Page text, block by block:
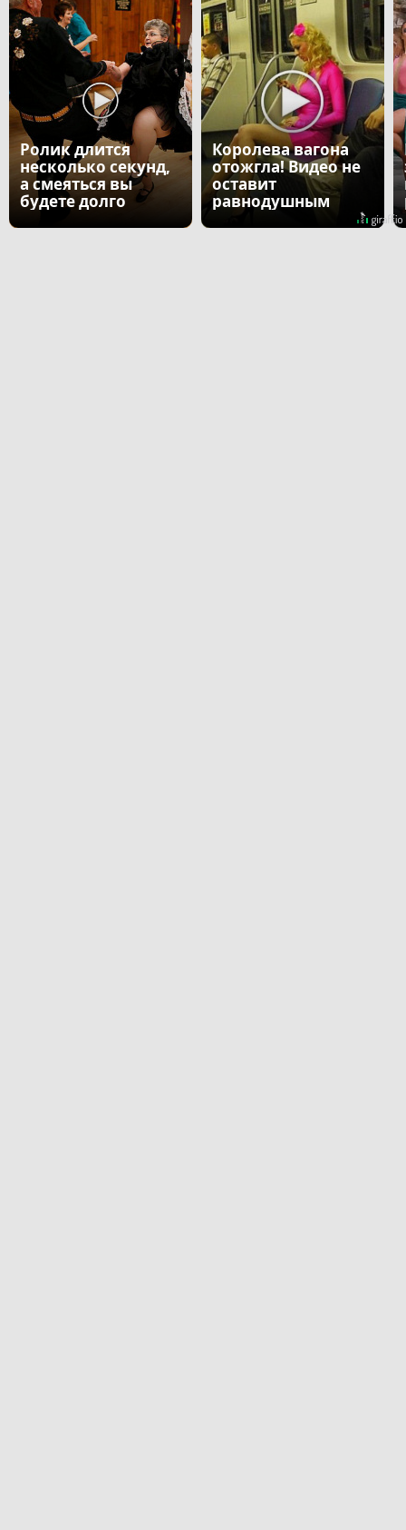
Ролик длится
несколько секунд,
а смеяться вы
будете долго
Королева вагона
отожгла! Видео не
оставит
равнодушным